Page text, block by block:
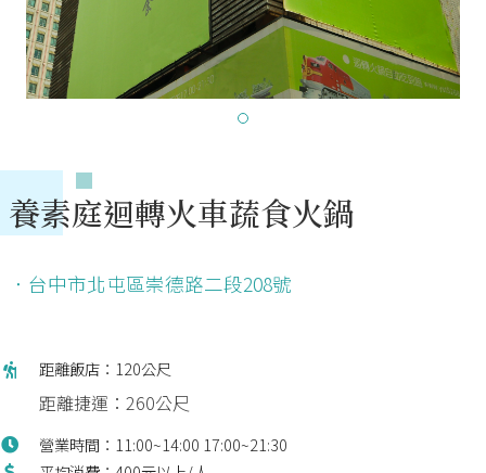
養素庭迴轉火車蔬食火鍋
．台中市北屯區崇德路二段208號
距離飯店：120公尺
距離捷運：260公尺
營業時間：11:00~14:00 17:00~21:30